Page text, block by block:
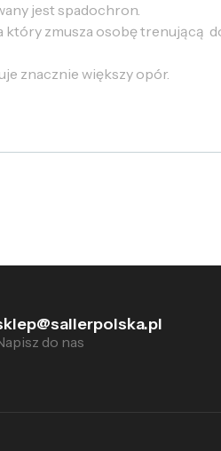
jest spadochron.
zmusza osobę trenującą
znacznie większy opór.
do nas